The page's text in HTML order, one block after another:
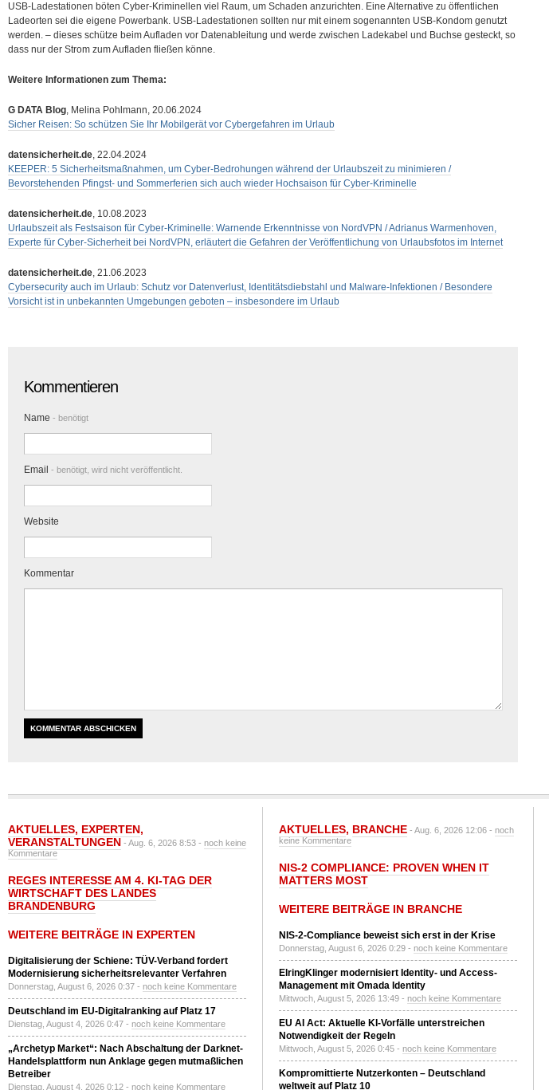
USB-Ladestationen böten Cyber-Kriminellen viel Raum, um Schaden anzurichten. Eine Alternative zu öffentlichen
Ladeorten sei die eigene Powerbank. USB-Ladestationen sollten nur mit einem sogenannten USB-Kondom genutzt
werden. – dieses schütze beim Aufladen vor Datenableitung und werde zwischen Ladekabel und Buchse gesteckt, so
dass nur der Strom zum Aufladen fließen könne.
Weitere Informationen zum Thema:
G DATA Blog, Melina Pohlmann, 20.06.2024
Sicher Reisen: So schützen Sie Ihr Mobilgerät vor Cybergefahren im Urlaub
datensicherheit.de, 22.04.2024
KEEPER: 5 Sicherheitsmaßnahmen, um Cyber-Bedrohungen während der Urlaubszeit zu minimieren /
Bevorstehenden Pfingst- und Sommerferien sich auch wieder Hochsaison für Cyber-Kriminelle
datensicherheit.de, 10.08.2023
Urlaubszeit als Festsaison für Cyber-Kriminelle: Warnende Erkenntnisse von NordVPN / Adrianus Warmenhoven,
Experte für Cyber-Sicherheit bei NordVPN, erläutert die Gefahren der Veröffentlichung von Urlaubsfotos im Internet
datensicherheit.de, 21.06.2023
Cybersecurity auch im Urlaub: Schutz vor Datenverlust, Identitätsdiebstahl und Malware-Infektionen / Besondere
Vorsicht ist in unbekannten Umgebungen geboten – insbesondere im Urlaub
Kommentieren
Name - benötigt
Email - benötigt, wird nicht veröffentlicht.
Website
Kommentar
AKTUELLES, EXPERTEN,
VERANSTALTUNGEN - Aug. 6, 2026 8:53 - noch keine
Kommentare
REGES INTERESSE AM 4. KI-TAG DER
WIRTSCHAFT DES LANDES
BRANDENBURG
WEITERE BEITRÄGE IN EXPERTEN
Digitalisierung der Schiene: TÜV-Verband fordert
Modernisierung sicherheitsrelevanter Verfahren
Donnerstag, August 6, 2026 0:37 - noch keine Kommentare
Deutschland im EU-Digitalranking auf Platz 17
Dienstag, August 4, 2026 0:47 - noch keine Kommentare
„Archetyp Market“: Nach Abschaltung der Darknet-
Handelsplattform nun Anklage gegen mutmaßlichen
Betreiber
Dienstag, August 4, 2026 0:12 - noch keine Kommentare
AKTUELLES, BRANCHE - Aug. 6, 2026 12:06 - noch
keine Kommentare
NIS-2 COMPLIANCE: PROVEN WHEN IT
MATTERS MOST
WEITERE BEITRÄGE IN BRANCHE
NIS-2-Compliance beweist sich erst in der Krise
Donnerstag, August 6, 2026 0:29 - noch keine Kommentare
ElringKlinger modernisiert Identity- und Access-
Management mit Omada Identity
Mittwoch, August 5, 2026 13:49 - noch keine Kommentare
EU AI Act: Aktuelle KI-Vorfälle unterstreichen
Notwendigkeit der Regeln
Mittwoch, August 5, 2026 0:45 - noch keine Kommentare
Kompromittierte Nutzerkonten – Deutschland
weltweit auf Platz 10